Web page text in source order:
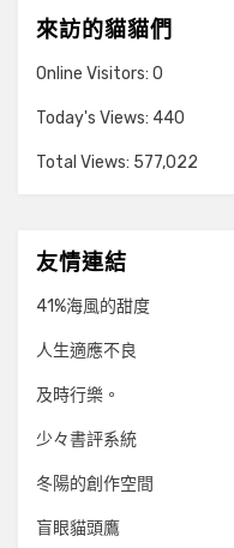
來訪的貓貓們
Online Visitors: 0
Today's Views: 440
Total Views: 577,022
友情連結
41%海風的甜度
人生適應不良
及時行樂。
少々書評系統
冬陽的創作空間
盲眼貓頭鷹